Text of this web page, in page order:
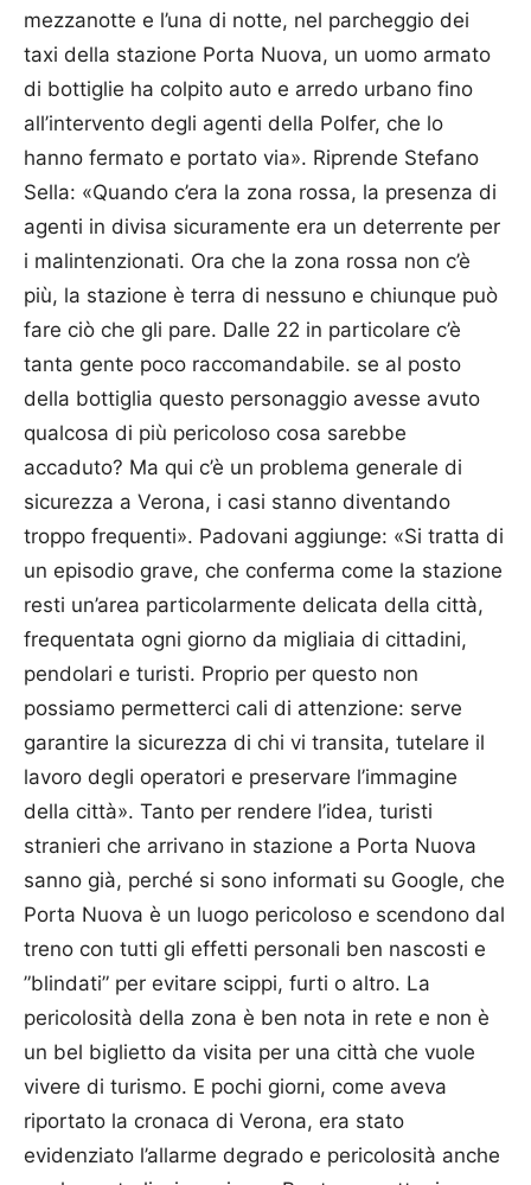
mezzanotte e l’una di notte, nel parcheggio dei
taxi della stazione Porta Nuova, un uomo armato
di bottiglie ha colpito auto e arredo urbano fino
all’intervento degli agenti della Polfer, che lo
hanno fermato e portato via». Riprende Stefano
Sella: «Quando c’era la zona rossa, la presenza di
agenti in divisa sicuramente era un deterrente per
i malintenzionati. Ora che la zona rossa non c’è
più, la stazione è terra di nessuno e chiunque può
fare ciò che gli pare. Dalle 22 in particolare c’è
tanta gente poco raccomandabile. se al posto
della bottiglia questo personaggio avesse avuto
qualcosa di più pericoloso cosa sarebbe
accaduto? Ma qui c’è un problema generale di
sicurezza a Verona, i casi stanno diventando
troppo frequenti». Padovani aggiunge: «Si tratta di
un episodio grave, che conferma come la stazione
resti un’area particolarmente delicata della città,
frequentata ogni giorno da migliaia di cittadini,
pendolari e turisti. Proprio per questo non
possiamo permetterci cali di attenzione: serve
garantire la sicurezza di chi vi transita, tutelare il
lavoro degli operatori e preservare l’immagine
della città». Tanto per rendere l’idea, turisti
stranieri che arrivano in stazione a Porta Nuova
sanno già, perché si sono informati su Google, che
Porta Nuova è un luogo pericoloso e scendono dal
treno con tutti gli effetti personali ben nascosti e
”blindati” per evitare scippi, furti o altro. La
pericolosità della zona è ben nota in rete e non è
un bel biglietto da visita per una città che vuole
vivere di turismo. E pochi giorni, come aveva
riportato la cronaca di Verona, era stato
evidenziato l’allarme degrado e pericolosità anche